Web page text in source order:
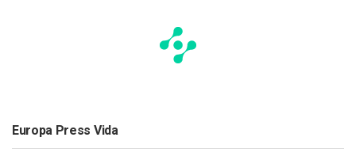
Europa Press Vida